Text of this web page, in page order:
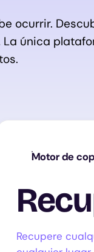
ocurrir.
La única
Motor de
Recupere